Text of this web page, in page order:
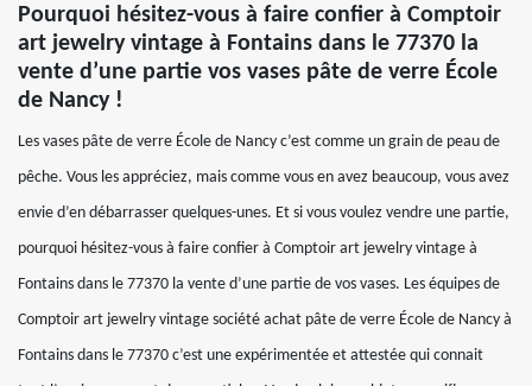
Pourquoi hésitez-vous à faire confier à Comptoir
art jewelry vintage à Fontains dans le 77370 la
vente d’une partie vos vases pâte de verre École
de Nancy !
Les vases pâte de verre École de Nancy c’est comme un grain de peau de
pêche. Vous les appréciez, mais comme vous en avez beaucoup, vous avez
envie d’en débarrasser quelques-unes. Et si vous voulez vendre une partie,
pourquoi hésitez-vous à faire confier à Comptoir art jewelry vintage à
Fontains dans le 77370 la vente d’une partie de vos vases. Les équipes de
Comptoir art jewelry vintage société achat pâte de verre École de Nancy à
Fontains dans le 77370 c’est une expérimentée et attestée qui connait